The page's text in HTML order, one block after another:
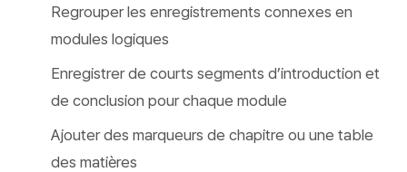
Regrouper les enregistrements connexes en
modules logiques
Enregistrer de courts segments d’introduction et
de conclusion pour chaque module
Ajouter des marqueurs de chapitre ou une table
des matières